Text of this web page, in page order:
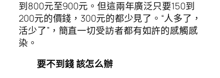
到800元至900元。但這兩年廣泛只要150到
200元的價錢，300元的都少見了。“人多了，
活少了”，簡直一切受訪者都有如許的感觸感
染。
要不到錢 該怎么辦